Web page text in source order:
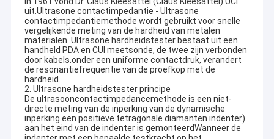
uit.Ultrasone contactimpedantie - Ultrasone
contactimpedantiemethode wordt gebruikt voor snelle
vergelijkende meting van de hardheid van metalen
materialen. Ultrasone hardheidstester bestaat uit een
handheld PDA en CUI meetsonde, de twee zijn verbonden
door kabels.onder een uniforme contactdruk, verandert
de resonantiefrequentie van de proefkop met de
hardheid.
2. Ultrasone hardheidstester principe
De ultrasooncontactimpedancemethode is een niet-
directe meting van de inperking van de dynamische
inperking.een positieve tetragonale diamanten indenter)
aan het eind van de indenter is gemonteerdWanneer de